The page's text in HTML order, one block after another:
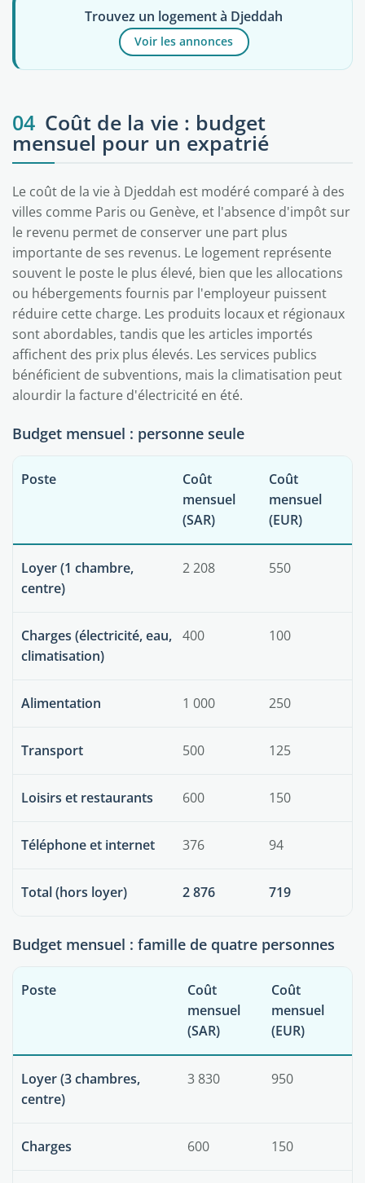
Trouvez un logement à Djeddah
Voir les annonces
04 Coût de la vie : budget
mensuel pour un expatrié
Le coût de la vie à Djeddah est modéré comparé à des
villes comme Paris ou Genève, et l'absence d'impôt sur
le revenu permet de conserver une part plus
importante de ses revenus. Le logement représente
souvent le poste le plus élevé, bien que les allocations
ou hébergements fournis par l'employeur puissent
réduire cette charge. Les produits locaux et régionaux
sont abordables, tandis que les articles importés
affichent des prix plus élevés. Les services publics
bénéficient de subventions, mais la climatisation peut
alourdir la facture d'électricité en été.
Budget mensuel : personne seule
Poste
Coût
mensuel
(SAR)
Coût
mensuel
(EUR)
Loyer (1 chambre,
centre)
2 208 550
Charges (électricité, eau,
climatisation)
400 100
Alimentation 1 000 250
Transport 500 125
Loisirs et restaurants 600 150
Téléphone et internet 376 94
Total (hors loyer) 2 876 719
Budget mensuel : famille de quatre personnes
Poste
Coût
mensuel
(SAR)
Coût
mensuel
(EUR)
Loyer (3 chambres,
centre)
3 830 950
Charges 600 150